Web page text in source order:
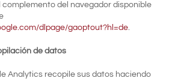
complemento del navegador disponible
dlpage/gaoptout?hl=de.
de datos
Analytics recopile sus datos haciendo